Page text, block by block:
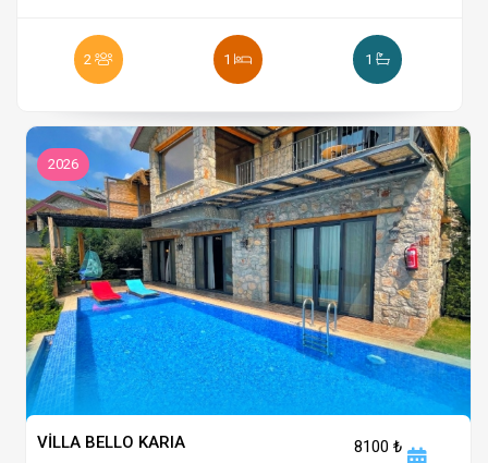
2 1 1
2026
VİLLA BELLO KARIA
8100 ₺